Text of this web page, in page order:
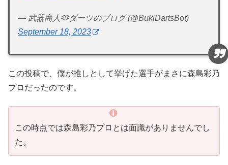
— 武器商人🫶ダーツのブログ (@BukiDartsBot)
September 18, 2023
この投稿で、僕が推しとして挙げた選手がまさに森島彩乃
プロだったのです。
この時点では森島彩乃プロとは面識がありませんでし
た。